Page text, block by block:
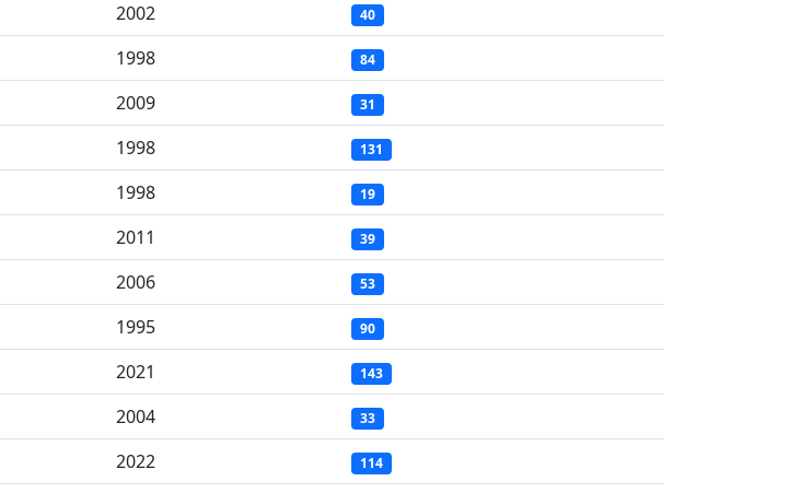
2002 40
1998 84
2009 31
1998 131
1998 19
2011 39
2006 53
1995 90
2021 143
2004 33
2022 114